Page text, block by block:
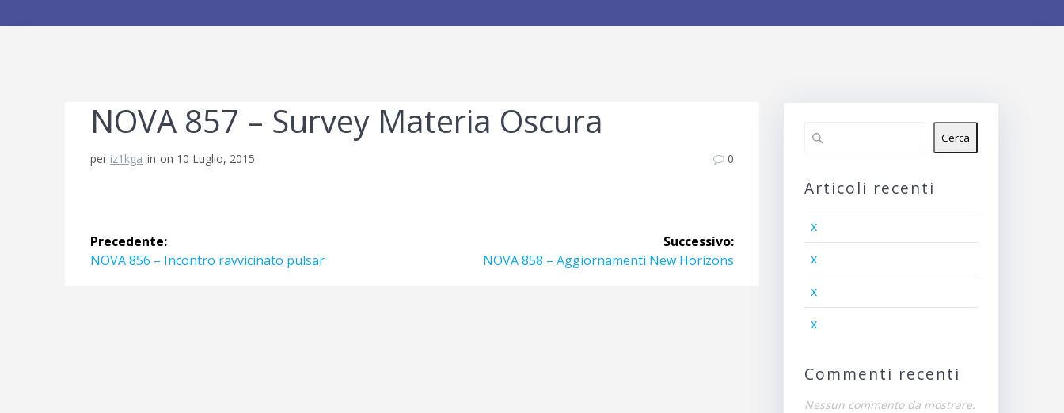
NOVA 857 – Survey Materia Oscura
per iz1kga in on 10 Luglio, 2015 0
Navigazione
articoli
Precedente:
Articolo
NOVA 856 – Incontro ravvicinato pulsar
Successivo:
Articolo
NOVA 858 – Aggiornamenti New Horizons
Cerca
Articoli recenti
x
x
x
x
Commenti recenti
Nessun commento da mostrare.